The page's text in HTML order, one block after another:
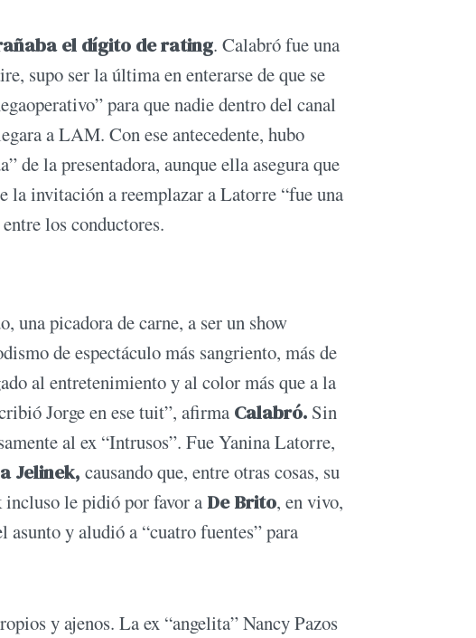
el dígito de rating. Calabró fue una
supo ser la última en enterarse de que se
para que nadie dentro del canal
a LAM. Con ese antecedente, hubo
de la presentadora, aunque ella asegura que
la invitación a reemplazar a Latorre “fue una
los conductores.
una picadora de carne, a ser un show
de espectáculo más sangriento, más de
al entretenimiento y al color más que a la
Jorge en ese tuit”, afirma Calabró. Sin
al ex “Intrusos”. Fue Yanina Latorre,
Jelinek, causando que, entre otras cosas, su
incluso le pidió por favor a De Brito, en vivo,
y aludió a “cuatro fuentes” para
y ajenos. La ex “angelita” Nancy Pazos